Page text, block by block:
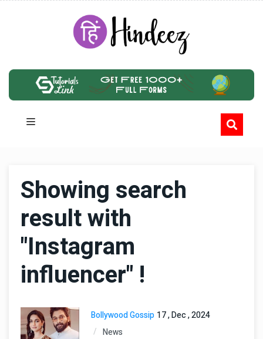
Showing search
result with
"Instagram
influencer" !
Bollywood Gossip 17 , Dec , 2024
News